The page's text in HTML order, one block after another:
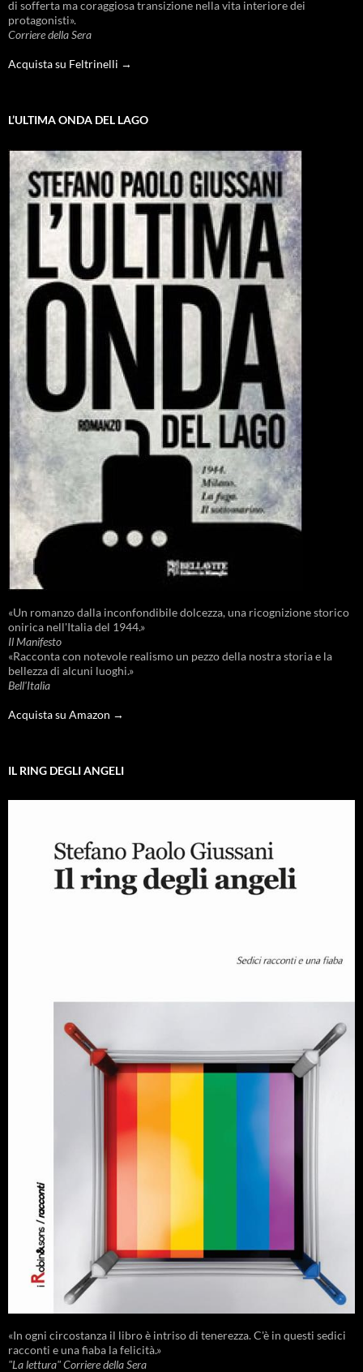
di sofferta ma coraggiosa transizione nella vita interiore dei
protagonisti».
Corriere della Sera
Acquista su Feltrinelli →
L’ULTIMA ONDA DEL LAGO
«Un romanzo dalla inconfondibile dolcezza, una ricognizione storico
onirica nell'Italia del 1944.»
Il Manifesto
«Racconta con notevole realismo un pezzo della nostra storia e la
bellezza di alcuni luoghi.»
Bell'Italia
Acquista su Amazon →
IL RING DEGLI ANGELI
«In ogni circostanza il libro è intriso di tenerezza. C'è in questi sedici
racconti e una fiaba la felicità.»
"La lettura" Corriere della Sera